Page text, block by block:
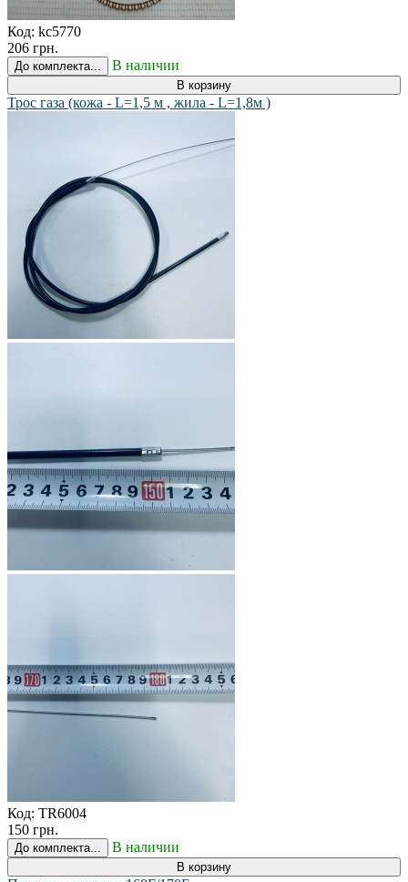
Код: kc5770
206 грн.
До комплекта... В наличии
В корзину
Трос газа (кожа - L=1,5 м , жила - L=1,8м )
Код: TR6004
150 грн.
До комплекта... В наличии
В корзину